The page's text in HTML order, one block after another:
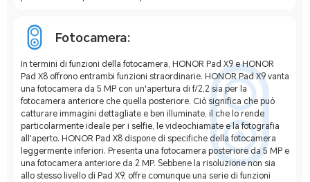
Fotocamera:
In termini di funzioni della fotocamera, HONOR Pad X9 e HONOR
Pad X8 offrono entrambi funzioni straordinarie. HONOR Pad X9 vanta
una fotocamera da 5 MP con un'apertura di f/2,2 sia per la
fotocamera anteriore che quella posteriore. Ciò significa che può
catturare immagini dettagliate e ben illuminate, il che lo rende
particolarmente ideale per i selfie, le videochiamate e la fotografia
all'aperto. HONOR Pad X8 dispone di specifiche della fotocamera
leggermente inferiori. Presenta una fotocamera posteriore da 5 MP e
una fotocamera anteriore da 2 MP. Sebbene la risoluzione non sia
allo stesso livello di Pad X9, offre comunque una serie di funzioni